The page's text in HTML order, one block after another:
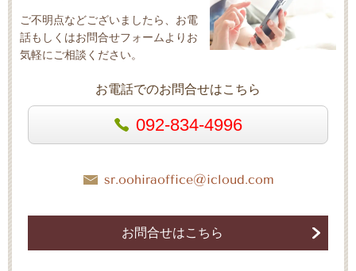
ご不明点などございましたら、お電
話もしくはお問合せフォームよりお
気軽にご相談ください。
お電話でのお問合せはこちら
092-834-4996
sr.oohiraoffice@icloud.com
お問合せはこちら